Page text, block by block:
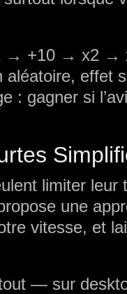
→ +10 → x2 →
aléatoire, effet
: gagner si
limiter leur
une
vitesse, et
— sur